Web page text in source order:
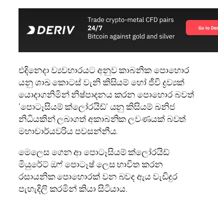
එදිනෙදා ව්‍යවහාරයට අනුව කාබනික පොහොර
යනු ශාඛ කොටස් වැනි කිසියම් හෝ ජීවි ද්‍රව්‍යක්
යොදාගනිමින් නිෂ්පාදනය කරන පොහොර බවත්
‘පොටෑසියම් ක්ලෝරයිඩ්’ යනු කිසියම් ඛනිජ
නිධියකින් ලබාගත් අකාබනික ලවණයක් බවත්
මහාචාර්යවරිය පවසන්නීය.
මෙලෙස ගෙන ආ පොටෑසියම් ක්ලෝරයිඩ්
මියුරේට් ඔෆ් පොටෑෂ් ලෙස භාවිත කරන
රසායනික පොහොරක් වන බවද ඇය වැඩිදුර
පැහැදිලි කරමින් කියා සිටියාය.